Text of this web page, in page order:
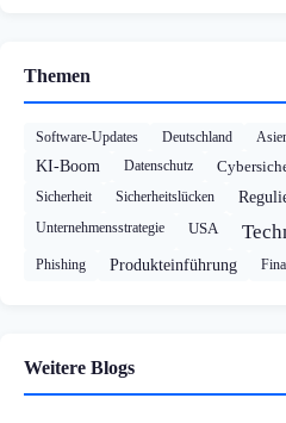
Themen
Software-Updates Deutschland
KI-Boom Datenschutz
Sicherheit
Sicherheitslücken
Unternehmensstrategie
USA
Phishing Produkteinführung
Weitere Blogs